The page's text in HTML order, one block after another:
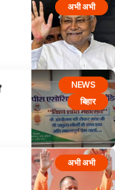
अभी अभी
NEWS
बिहार
अभी अभी